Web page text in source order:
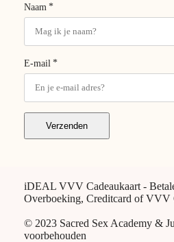
Naam *
E-mail *
Verzenden
iDEAL VVV Cadeaukaart -
Overboeking, Creditcard of VVV
© 2023 Sacred Sex Academy &
voorbehouden